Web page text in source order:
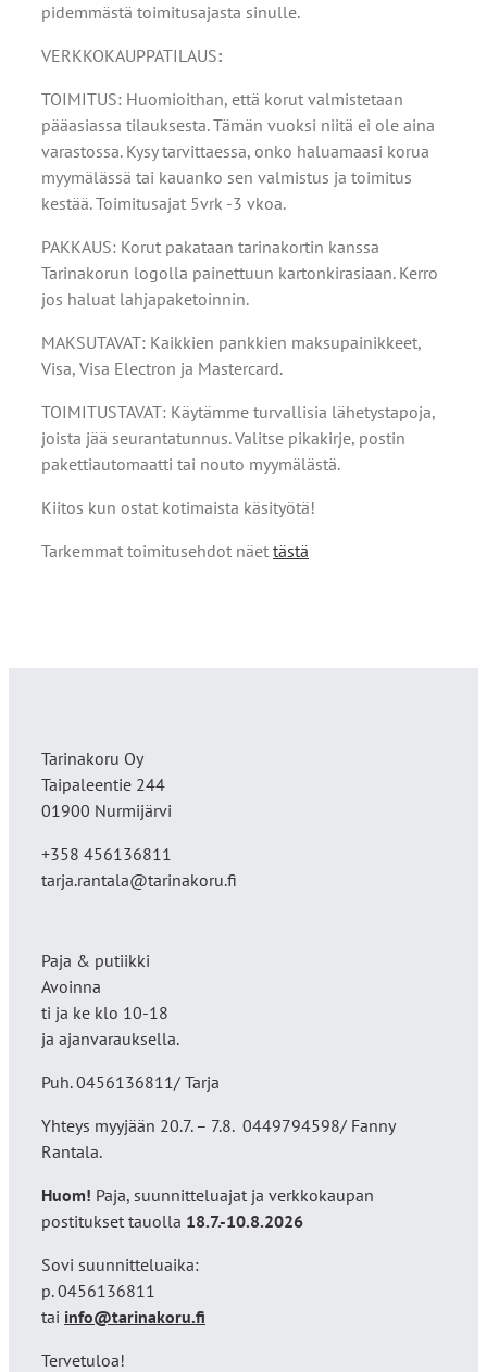
pidemmästä toimitusajasta sinulle.
VERKKOKAUPPATILAUS:
TOIMITUS: Huomioithan, että korut valmistetaan
pääasiassa tilauksesta. Tämän vuoksi niitä ei ole aina
varastossa. Kysy tarvittaessa, onko haluamaasi korua
myymälässä tai kauanko sen valmistus ja toimitus
kestää. Toimitusajat 5vrk -3 vkoa.
PAKKAUS: Korut pakataan tarinakortin kanssa
Tarinakorun logolla painettuun kartonkirasiaan. Kerro
jos haluat lahjapaketoinnin.
MAKSUTAVAT: Kaikkien pankkien maksupainikkeet,
Visa, Visa Electron ja Mastercard.
TOIMITUSTAVAT: Käytämme turvallisia lähetystapoja,
joista jää seurantatunnus. Valitse pikakirje, postin
pakettiautomaatti tai nouto myymälästä.
Kiitos kun ostat kotimaista käsityötä!
Tarkemmat toimitusehdot näet tästä
Tarinakoru Oy
Taipaleentie 244
01900 Nurmijärvi
+358 456136811
tarja.rantala@tarinakoru.fi
Paja & putiikki
Avoinna
ti ja ke klo 10-18
ja ajanvarauksella.
Puh. 0456136811/ Tarja
Yhteys myyjään 20.7. – 7.8. 0449794598/ Fanny
Rantala.
Huom! Paja, suunnitteluajat ja verkkokaupan
postitukset tauolla 18.7.-10.8.2026
Sovi suunnitteluaika:
p. 0456136811
tai info@tarinakoru.fi
Tervetuloa!